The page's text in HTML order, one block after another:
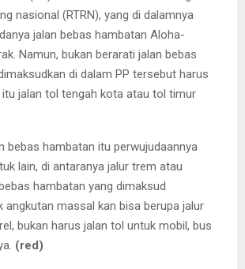
nasional (RTRN), yang di dalamnya
jalan bebas hambatan Aloha-
Namun, bukan berarati jalan bebas
di dalam PP tersebut harus
itu jalan tol tengah kota atau tol timur
bebas hambatan itu perwujudaannya
lain, di antaranya jalur trem atau
hambatan yang dimaksud
angkutan massal kan bisa berupa jalur
bukan harus jalan tol untuk mobil, bus
(red)